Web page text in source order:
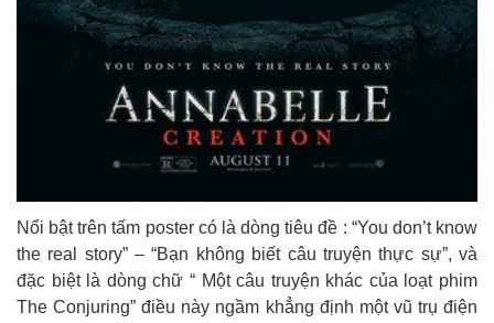
Nổi bật trên tấm poster có là dòng tiêu đề : “You don’t know
the real story” – “Bạn không biết câu truyện thực sự”, và
đặc biệt là dòng chữ “ Một câu truyện khác của loạt phim
The Conjuring” điều này ngầm khẳng định một vũ trụ điện